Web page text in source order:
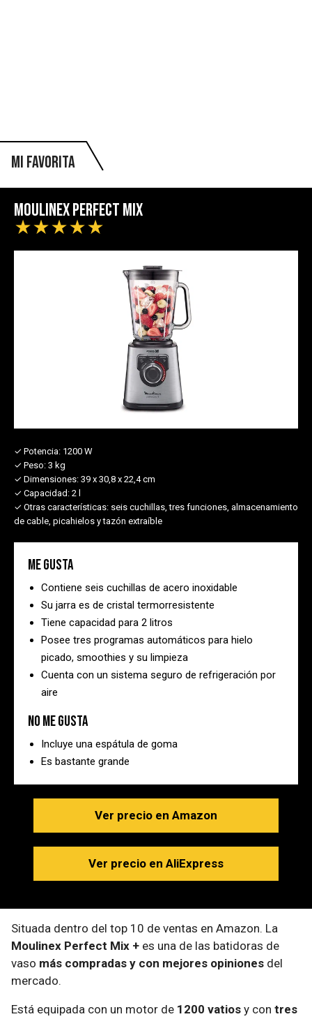
Mi favorita
Moulinex Perfect Mix
★★★★★
✓ Potencia: 1200 W
✓ Peso: 3 kg
✓ Dimensiones: 39 x 30,8 x 22,4 cm
✓ Capacidad: 2 l
✓ Otras características: seis cuchillas, tres funciones, almacenamiento
de cable, picahielos y tazón extraíble
Me gusta
Contiene seis cuchillas de acero inoxidable
Su jarra es de cristal termorresistente
Tiene capacidad para 2 litros
Posee tres programas automáticos para hielo
picado, smoothies y su limpieza
Cuenta con un sistema seguro de refrigeración por
aire
No me gusta
Incluye una espátula de goma
Es bastante grande
Ver precio en Amazon
Ver precio en AliExpress
Situada dentro del top 10 de ventas en Amazon. La
Moulinex Perfect Mix + es una de las batidoras de
vaso más compradas y con mejores opiniones del
mercado.
Está equipada con un motor de 1200 vatios y con tres